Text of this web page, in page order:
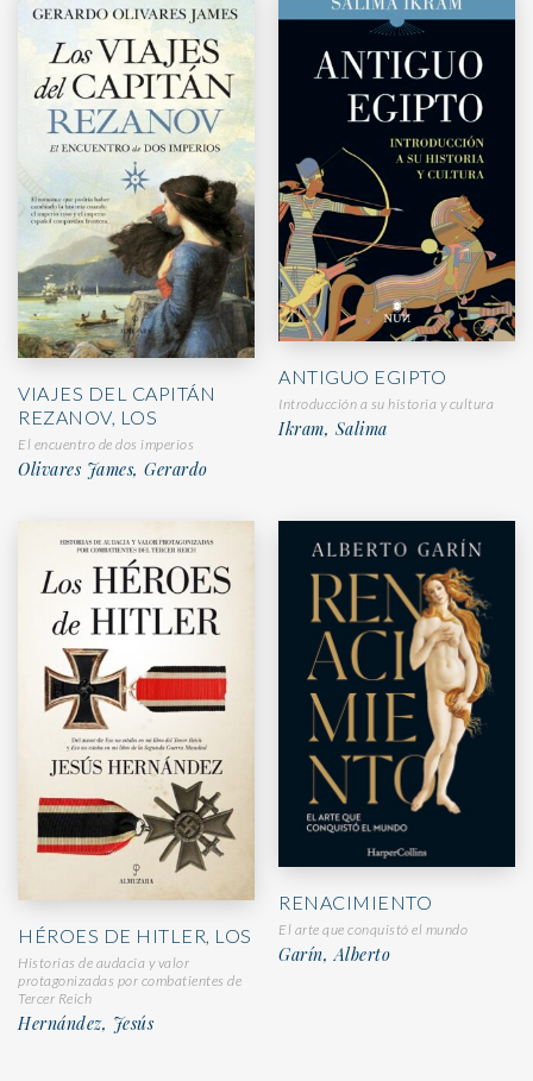
VIAJES DEL CAPITÁN
REZANOV, LOS
El encuentro de dos imperios
Olivares James, Gerardo
ANTIGUO EGIPTO
Introducción a su historia y cultura
Ikram, Salima
HÉROES DE HITLER, LOS
Historias de audacia y valor
protagonizadas por combatientes de
Tercer Reich
Hernández, Jesús
RENACIMIENTO
El arte que conquistó el mundo
Garín, Alberto